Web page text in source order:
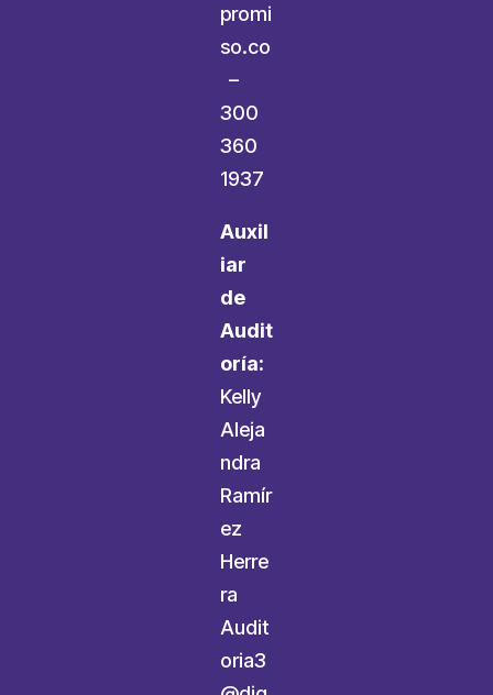
promi
so.co
–
300
360
1937
Auxil
iar
de
Audit
oría:
Kelly
Aleja
ndra
Ramír
ez
Herre
ra
Audit
oria3